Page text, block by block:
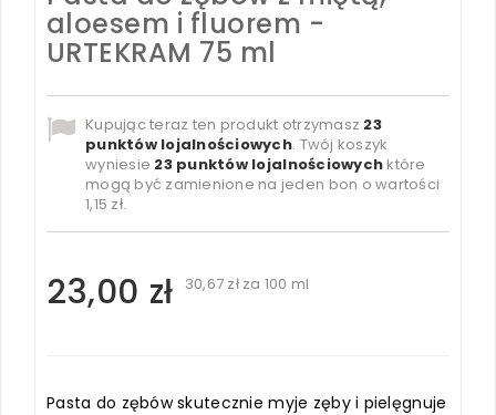
aloesem i fluorem -
URTEKRAM 75 ml
Kupując teraz ten produkt otrzymasz 23
punktów lojalnościowych. Twój koszyk
wyniesie 23punktów lojalnościowych które
mogą być zamienione na jeden bon o wartości
1,15 zł.
23,00 zł 30,67 złza 100 ml
Pasta do zębów skutecznie myje zęby i pielęgnuje